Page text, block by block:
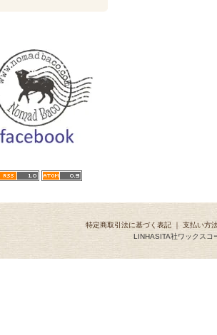
特定商取引法に基づく表記｜ 支払い方
LINHASITA社ワックスコ